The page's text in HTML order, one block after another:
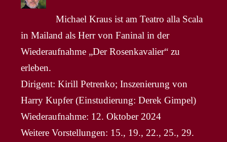
Michael Kraus ist am Teatro alla Scala
in Mailand als Herr von Faninal in der
Wiederaufnahme „Der Rosenkavalier“ zu
erleben.
Dirigent: Kirill Petrenko; Inszenierung von
Harry Kupfer (Einstudierung: Derek Gimpel)
Wiederaufnahme: 12. Oktober 2024
Weitere Vorstellungen: 15., 19., 22., 25., 29.